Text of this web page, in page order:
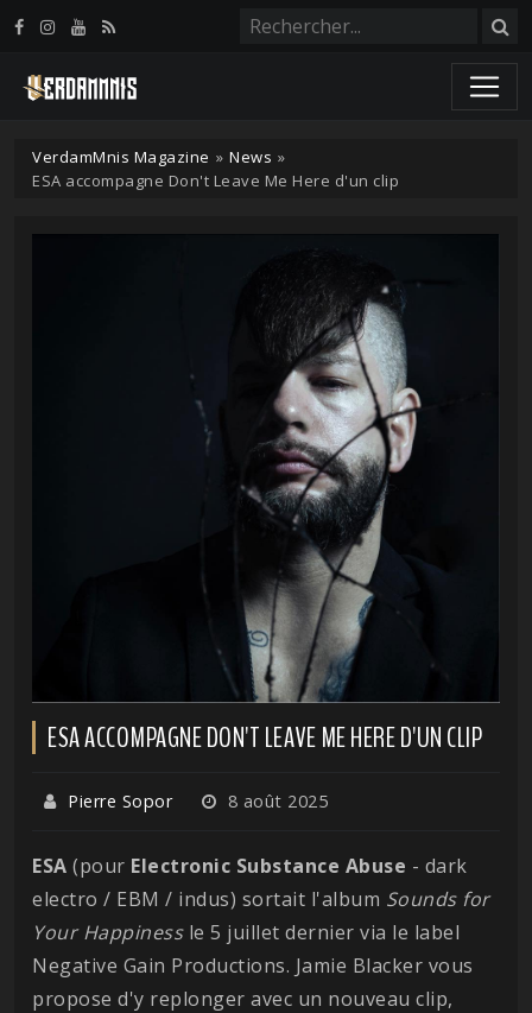
VerdamMnis Magazine » News »
ESA accompagne Don't Leave Me Here d'un clip
ESA ACCOMPAGNE DON'T LEAVE ME HERE D'UN CLIP
Pierre Sopor 8 août 2025
ESA (pour Electronic Substance Abuse - dark
electro / EBM / indus) sortait l'album Sounds for
Your Happinessle 5 juillet dernier via le label
Negative Gain Productions. Jamie Blacker vous
propose d'y replonger avec un nouveau clip,
Panneau de gestion des cookies